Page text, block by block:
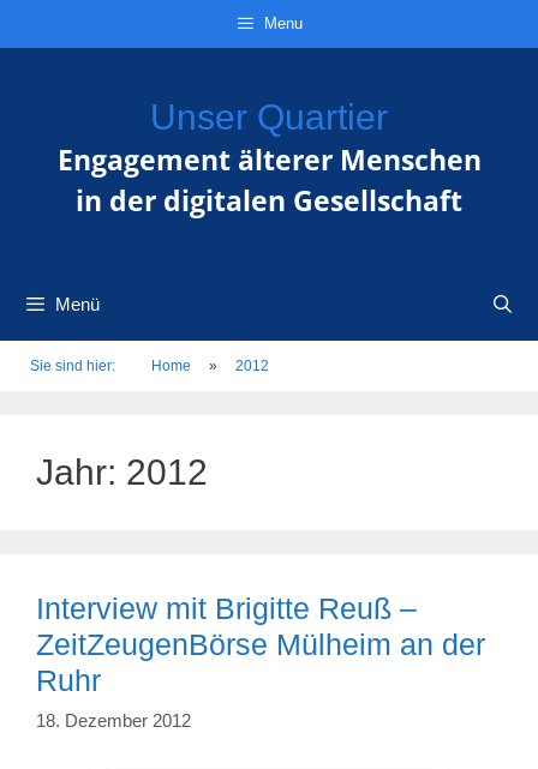
Menu
Unser Quartier
Engagement älterer Menschen
in der digitalen Gesellschaft
Menü
Sie sind hier: Home » 2012
Jahr: 2012
Interview mit Brigitte Reuß –
ZeitZeugenBörse Mülheim an der
Ruhr
18. Dezember 2012